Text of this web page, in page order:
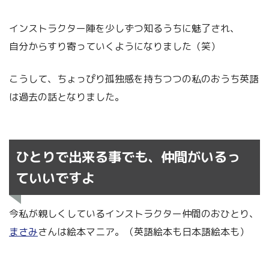
インストラクター陣を少しずつ知るうちに魅了され、
自分からすり寄っていくようになりました（笑）
こうして、ちょっぴり孤独感を持ちつつの私のおうち英語
は過去の話となりました。
ひとりで出来る事でも、仲間がいるっ
ていいですよ
今私が親しくしているインストラクター仲間のおひとり、
まさみさんは絵本マニア。（英語絵本も日本語絵本も）